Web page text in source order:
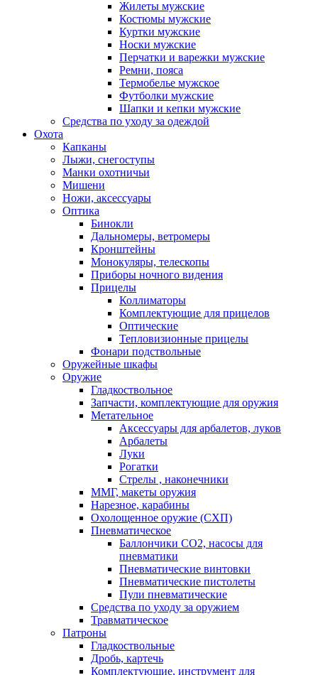
Жилеты мужские
Костюмы мужские
Куртки мужские
Носки мужские
Перчатки и варежки мужские
Ремни, пояса
Термобелье мужское
Футболки мужские
Шапки и кепки мужские
Средства по уходу за одеждой
Охота
Капканы
Лыжи, снегоступы
Манки охотничьи
Мишени
Ножи, аксессуары
Оптика
Бинокли
Дальномеры, ветромеры
Кронштейны
Монокуляры, телескопы
Приборы ночного видения
Прицелы
Коллиматоры
Комплектующие для прицелов
Оптические
Тепловизионные прицелы
Фонари подствольные
Оружейные шкафы
Оружие
Гладкоствольное
Запчасти, комплектующие для оружия
Метательное
Аксессуары для арбалетов, луков
Арбалеты
Луки
Рогатки
Стрелы , наконечники
ММГ, макеты оружия
Нарезное, карабины
Охолощенное оружие (СХП)
Пневматическое
Баллончики СО2, насосы для
пневматики
Пневматические винтовки
Пневматические пистолеты
Пули пневматические
Средства по уходу за оружием
Травматическое
Патроны
Гладкоствольные
Дробь, картечь
Комплектующие, инструмент для